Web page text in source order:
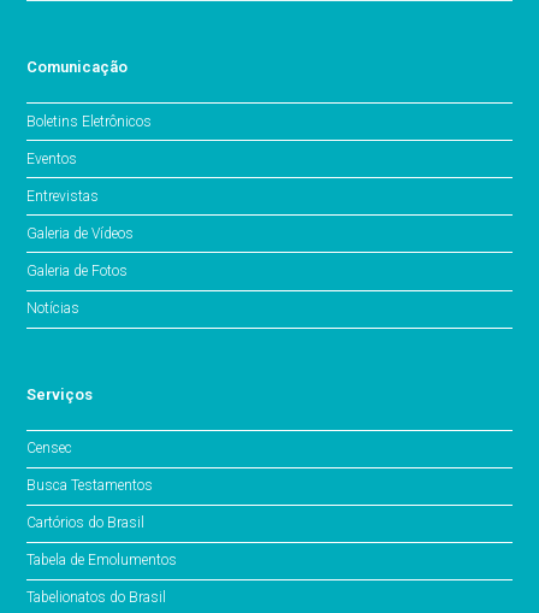
Comunicação
Boletins Eletrônicos
Eventos
Entrevistas
Galeria de Vídeos
Galeria de Fotos
Notícias
Serviços
Censec
Busca Testamentos
Cartórios do Brasil
Tabela de Emolumentos
Tabelionatos do Brasil